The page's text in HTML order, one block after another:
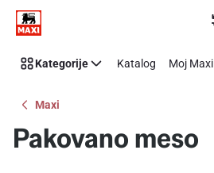
Preskoči link
Kategorije Katalog Moj Maxi
Maxi
Pakovano meso